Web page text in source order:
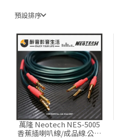
預設排序
萬隆 Neotech NES-5005
香蕉插喇叭線/成品線.公司